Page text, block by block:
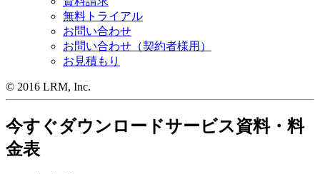
無料トライアル
お問い合わせ
お問い合わせ（契約者様用）
お見積もり
© 2016 LRM, Inc.
今すぐダウンロードサービス資料・料
金表